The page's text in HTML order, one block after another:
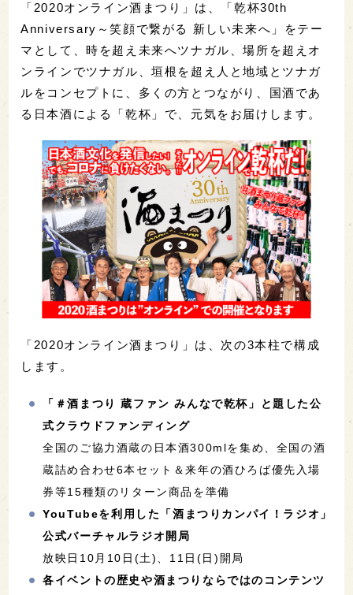
「2020オンライン酒まつり」は、「乾杯30th
Anniversary～笑顔で繋がる 新しい未来へ」をテー
マとして、時を超え未来へツナガル、場所を超えオ
ンラインでツナガル、垣根を超え人と地域とツナガ
ルをコンセプトに、多くの方とつながり、国酒であ
る日本酒による「乾杯」で、元気をお届けします。
「2020オンライン酒まつり」は、次の3本柱で構成
します。
「＃酒まつり 蔵ファン みんなで乾杯」と題した公
式クラウドファンディング
全国のご協力酒蔵の日本酒300mlを集め、全国の酒
蔵詰め合わせ6本セット＆来年の酒ひろば優先入場
券等15種類のリターン商品を準備
YouTubeを利用した「酒まつりカンパイ！ラジオ」
公式バーチャルラジオ開局
放映日10月10日(土)、11日(日)開局
各イベントの歴史や酒まつりならではのコンテンツ